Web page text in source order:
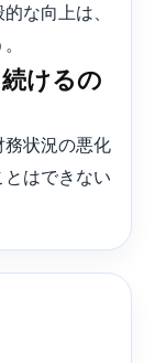
な向上は、
けるの
務状況の悪化
はできない